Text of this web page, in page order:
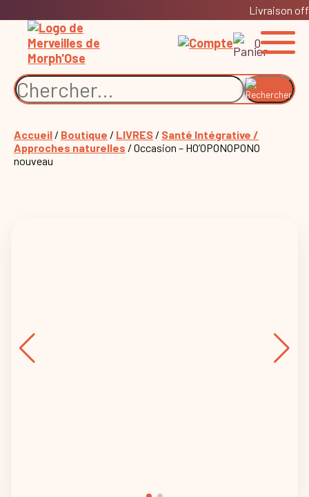
Livraison
0
Accueil / Boutique / LIVRES / Santé Intégrative /
Approches naturelles / Occasion – HO’OPONOPONO
nouveau